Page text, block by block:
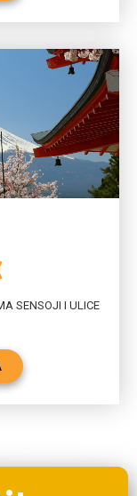
SENSOJI I ULICE